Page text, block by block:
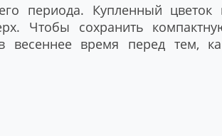
периода. Купленный цветок
Чтобы сохранить
весеннее время перед тем,